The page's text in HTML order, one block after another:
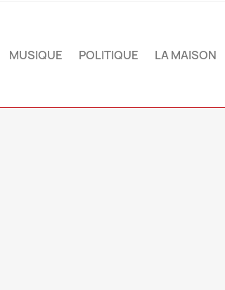
MUSIQUE POLITIQUE LA MAISON